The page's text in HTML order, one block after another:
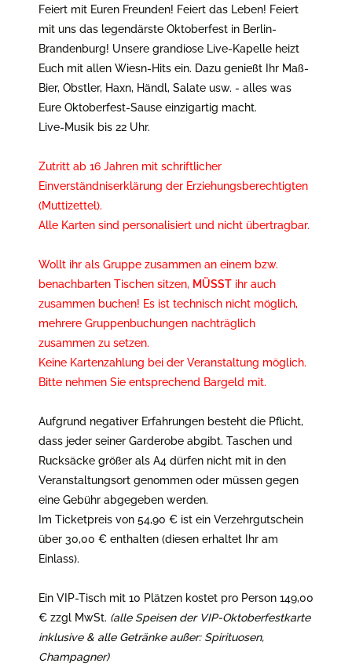
Feiert mit Euren Freunden! Feiert das Leben! Feiert
mit uns das legendärste Oktoberfest in Berlin-
Brandenburg! Unsere grandiose Live-Kapelle heizt
Euch mit allen Wiesn-Hits ein. Dazu genießt Ihr Maß-
Bier, Obstler, Haxn, Händl, Salate usw. - alles was
Eure Oktoberfest-Sause einzigartig macht.
Live-Musik bis 22 Uhr.
Zutritt ab 16 Jahren mit schriftlicher
Einverständniserklärung der Erziehungsberechtigten
(Muttizettel).
Alle Karten sind personalisiert und nicht übertragbar.
Wollt ihr als Gruppe zusammen an einem bzw.
benachbarten Tischen sitzen, MÜSST ihr auch
zusammen buchen! Es ist technisch nicht möglich,
mehrere Gruppenbuchungen nachträglich
zusammen zu setzen.
Keine Kartenzahlung bei der Veranstaltung möglich.
Bitte nehmen Sie entsprechend Bargeld mit.
Aufgrund negativer Erfahrungen besteht die Pflicht,
dass jeder seiner Garderobe abgibt. Taschen und
Rucksäcke größer als A4 dürfen nicht mit in den
Veranstaltungsort genommen oder müssen gegen
eine Gebühr abgegeben werden.
Im Ticketpreis von 54,90 € ist ein Verzehrgutschein
über 30,00 € enthalten (diesen erhaltet Ihr am
Einlass).
Ein VIP-Tisch mit 10 Plätzen kostet pro Person 149,00
€ zzgl MwSt. (alle Speisen der VIP-Oktoberfestkarte
inklusive & alle Getränke außer: Spirituosen,
Champagner)